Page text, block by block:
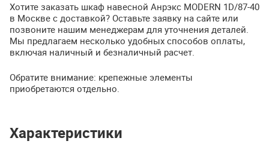
Хотите заказать шкаф навесной Анрэкс MODERN 1D/87-40
в Москве с доставкой? Оставьте заявку на сайте или
позвоните нашим менеджерам для уточнения деталей.
Мы предлагаем несколько удобных способов оплаты,
включая наличный и безналичный расчет.
Обратите внимание: крепежные элементы
приобретаются отдельно.
Характеристики